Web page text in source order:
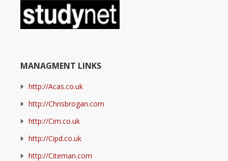
MANAGMENT LINKS
http://Acas.co.uk
http://Chrisbrogan.com
http://Cim.co.uk
http://Cipd.co.uk
http://Citeman.com